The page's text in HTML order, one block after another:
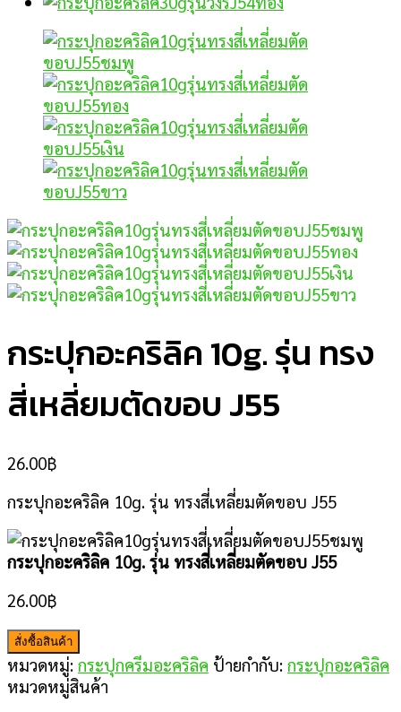
กระปุกอะคริลิค 10g. รุ่น ทรง
สี่เหลี่ยมตัดขอบ J55
26.00฿
กระปุกอะคริลิค 10g. รุ่น ทรงสี่เหลี่ยมตัดขอบ J55
กระปุกอะคริลิค 10g. รุ่น ทรงสี่เหลี่ยมตัดขอบ J55
26.00฿
สั่งซื้อสินค้า
หมวดหมู่: กระปุกครีมอะคริลิค ป้ายกำกับ: กระปุกอะคริลิค
หมวดหมู่สินค้า